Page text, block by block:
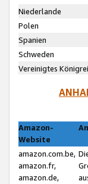
Niederlande
Polen
Spanien
Schweden
Vereinigtes
Amazon-
Website
amazon.com.be,
amazon.fr,
amazon.de,